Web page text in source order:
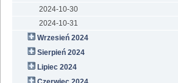
2024-10-30
2024-10-31
Wrzesień 2024
Sierpień 2024
Lipiec 2024